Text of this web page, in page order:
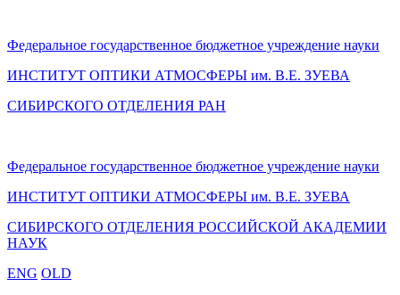
Федеральное государственное бюджетное учреждение науки
ИНСТИТУТ ОПТИКИ АТМОСФЕРЫ им. В.Е. ЗУЕВА
СИБИРСКОГО ОТДЕЛЕНИЯ РАН
Федеральное государственное бюджетное учреждение науки
ИНСТИТУТ ОПТИКИ АТМОСФЕРЫ им. В.Е. ЗУЕВА
СИБИРСКОГО ОТДЕЛЕНИЯ РОССИЙСКОЙ АКАДЕМИИ
НАУК
ENG OLD